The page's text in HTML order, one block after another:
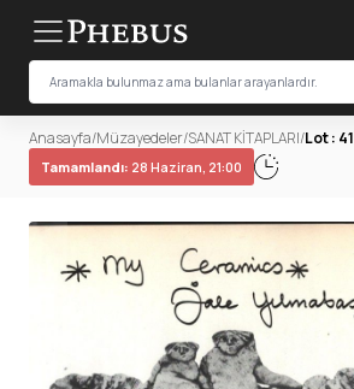
Anasayfa/Müzayedeler/SANAT KİTAPLARI/Lot : 41
Tamamlandı: 28 Haziran, 21:00